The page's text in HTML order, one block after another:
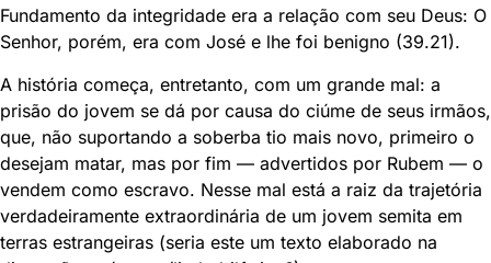
Fundamento da integridade era a relação com seu Deus: O
Senhor, porém, era com José e lhe foi benigno (39.21).
A história começa, entretanto, com um grande mal: a
prisão do jovem se dá por causa do ciúme de seus irmãos,
que, não suportando a soberba tio mais novo, primeiro o
desejam matar, mas por fim — advertidos por Rubem — o
vendem como escravo. Nesse mal está a raiz da trajetória
verdadeiramente extraordinária de um jovem semita em
terras estrangeiras (seria este um texto elaborado na